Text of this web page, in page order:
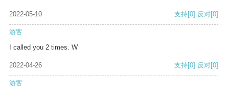
2022-05-10 支持[0] 反对[0]
游客
I called you 2 times. W
2022-04-26 支持[0] 反对[0]
游客